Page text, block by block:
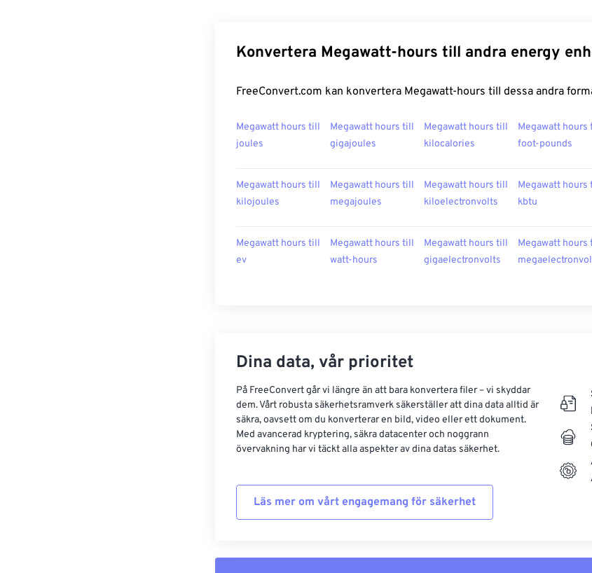
Konvertera Megawatt-hours till andra energy
FreeConvert.com kan konvertera Megawatt-hours till dessa andra
Megawatt hours till
joules
Megawatt hours till
gigajoules
Megawatt hours till
kilocalories
Megawatt hours
foot-pounds
Megawatt hours till
kilojoules
Megawatt hours till
megajoules
Megawatt hours till
kiloelectronvolts
Megawatt hours
kbtu
Megawatt hours till
ev
Megawatt hours till
watt-hours
Megawatt hours till
gigaelectronvolts
Megawatt hours
Dina data, vår prioritet
På FreeConvert går vi längre än att bara konvertera filer – vi skyddar
dem. Vårt robusta säkerhetsramverk säkerställer att dina data alltid är
säkra, oavsett om du konverterar en bild, video eller ett dokument.
Med avancerad kryptering, säkra datacenter och noggrann
övervakning har vi täckt alla aspekter av dina datas säkerhet.
Läs mer om vårt engagemang för säkerhet